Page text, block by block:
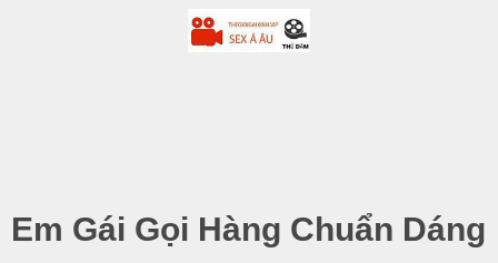
Em Gái Gọi Hàng Chuẩn Dáng